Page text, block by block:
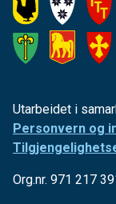
Utarbeidet i
Personvern og
Org.nr. 971 217